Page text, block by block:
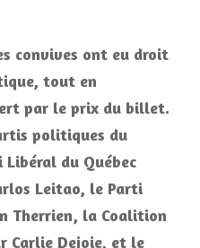
convives ont eu droit
tout en
par le prix du billet.
politiques du
du Québec
Leitao, le Parti
Therrien, la Coalition
Carlie Dejoie, et le